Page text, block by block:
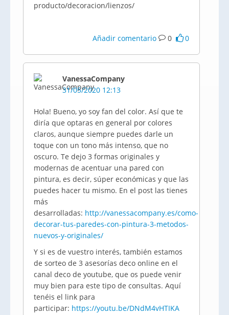
producto/decoracion/lienzos/
Añadir comentario 0 0
VanessaCompany
31/05/2020 12:13
Hola! Bueno, yo soy fan del color. Así que te
diría que optaras en general por colores
claros, aunque siempre puedes darle un
toque con un tono más intenso, que no
oscuro. Te dejo 3 formas originales y
modernas de acentuar una pared con
pintura, es decir, súper económicas y que las
puedes hacer tu mismo. En el post las tienes
más
desarrolladas: http://vanessacompany.es/como-
decorar-tus-paredes-con-pintura-3-metodos-
nuevos-y-originales/
Y si es de vuestro interés, también estamos
de sorteo de 3 asesorías deco online en el
canal deco de youtube, que os puede venir
muy bien para este tipo de consultas. Aquí
tenéis el link para
participar: https://youtu.be/DNdM4vHTIKA